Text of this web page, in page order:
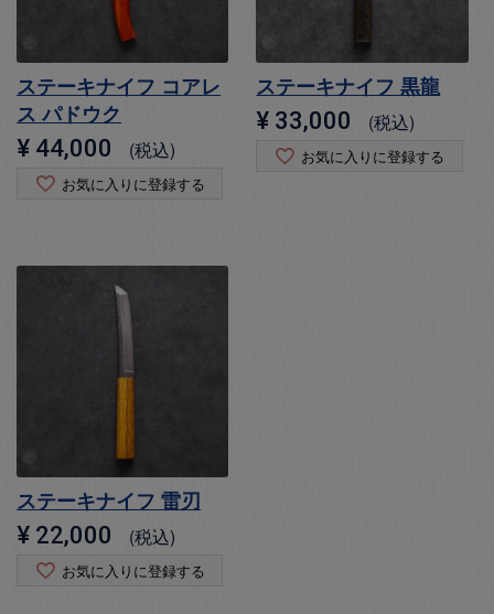
ステーキナイフ コアレ
ス パドウク
¥ 44,000 税込
お気に入りに登録する
ステーキナイフ 黒龍
¥ 33,000 税込
お気に入りに登録する
ステーキナイフ 雷刃
¥ 22,000 税込
お気に入りに登録する